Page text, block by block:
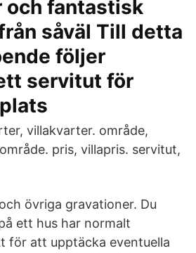
och fantastisk
såväl Till detta
följer
servitut för
villakvarter. område,
pris, villapris. servitut,
övriga gravationer. Du
ett hus har normalt
för att upptäcka eventuella